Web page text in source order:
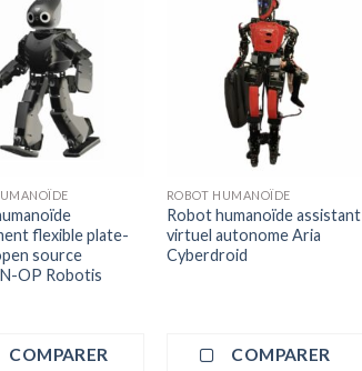
flexible plate-
source
OP Robotis
COMPARER
ROBOT HUMANOÏDE
Robot humanoïde assistant
virtuel autonome Aria
Cyberdroid
COMPARER